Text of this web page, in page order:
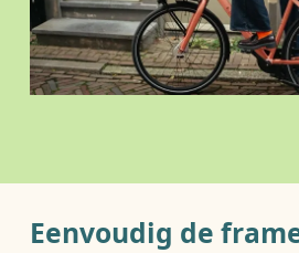
Eenvoudig de